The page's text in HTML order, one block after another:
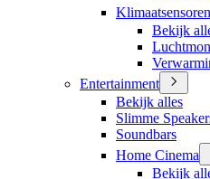
Klimaatsensoren
Bekijk
Entertainment
Bekijk alles
Slimme
Soundbars
Home Cinema
Bekijk